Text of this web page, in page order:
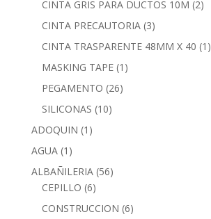
CINTA GRIS PARA DUCTOS 10M (2)
CINTA PRECAUTORIA (3)
CINTA TRASPARENTE 48MM X 40 (1)
MASKING TAPE (1)
PEGAMENTO (26)
SILICONAS (10)
ADOQUIN (1)
AGUA (1)
ALBAÑILERIA (56)
CEPILLO (6)
CONSTRUCCION (6)